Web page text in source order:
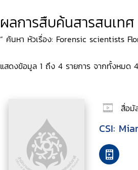
ผลการสืบค้นสารสนเทศ
“ ค้นหา หัวเรื่อง: Forensic scientists
แสดงข้อมูล 1 ถึง 4 รายการ จากทั้งหมด
สื่อมั
CSI: